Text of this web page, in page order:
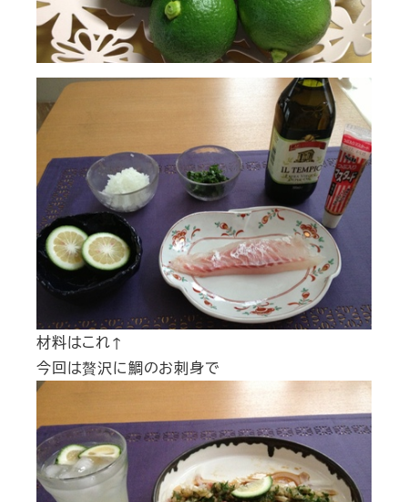
材料はこれ↑
今回は贅沢に鯛のお刺身で